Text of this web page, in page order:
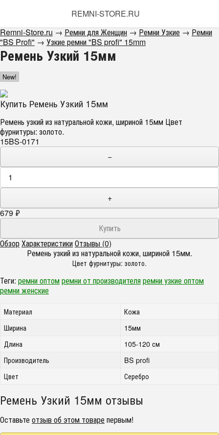
REMNI-STORE.RU
Remni-Store.ru → Ремни для Женщин → Ремни Узкие → Ремни
"BS Profi" → Узкие ремни "BS profi" 15mm
Ремень Узкий 15мм
New!
Купить Ремень Узкий 15мм
Ремень узкий из натуральной кожи, шириной 15мм Цвет
фурнитуры: золото.
15BS-0171
−
+
679 ₽
ОбзорХарактеристикиОтзывы (0)
Ремень узкий из натуральной кожи, шириной 15мм.
Цвет фурнитуры: золото.
Теги: ремни оптомремни от производителяремни узкие оптом
ремни женские
Материал
Кожа
Ширина
15мм
Длина
105-120 см
Производитель
BS profi
Цвет
Серебро
Ремень Узкий 15мм отзывы
Оставьтеотзыв об этом товарепервым!